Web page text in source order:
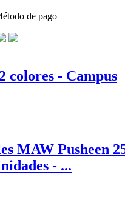
de pago
colores - Campus
MAW Pusheen
- ...